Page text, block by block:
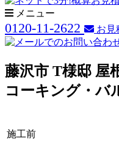
メニュー
0120-11-2622 お見
藤沢市 T様邸 屋
コーキング・バ
施工前